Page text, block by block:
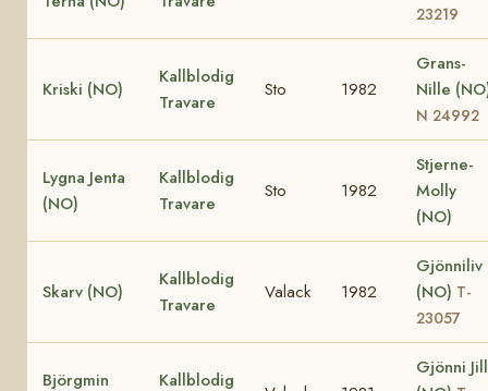
23219
Kriski (NO)
Kallblodig
Travare
Sto 1982
Grans-
Nille
N 24992
Lygna Jenta
(NO)
Kallblodig
Travare
Sto 1982
Stjerne-
Molly
(NO)
Skarv (NO)
Kallblodig
Travare
Valack 1982
Gjönniliv
(NO) T-
23057
Björgmin Kallblodig
Gjönni Jill